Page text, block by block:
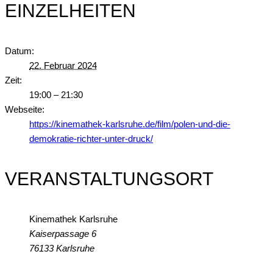
EINZELHEITEN
Datum:
22. Februar 2024
Zeit:
19:00 – 21:30
Webseite:
https://kinemathek-karlsruhe.de/film/polen-und-die-
demokratie-richter-unter-druck/
VERANSTALTUNGSORT
Kinemathek Karlsruhe
Kaiserpassage 6
76133 Karlsruhe